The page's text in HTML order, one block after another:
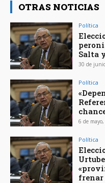
OTRAS NOTICIAS
Política
Salta
30 de
Política
6 de
Política